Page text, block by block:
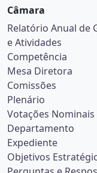
Câmara
Relatório Anual de
e Atividades
Competência
Mesa Diretora
Comissões
Plenário
Votações Nominais
Departamento
Expediente
Objetivos